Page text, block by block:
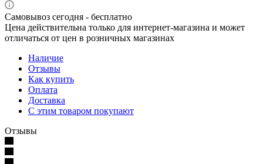
Самовывоз сегодня - бесплатно
Цена действительна только для интернет-магазина и может
отличаться от цен в розничных магазинах
Наличие
Отзывы
Как купить
Оплата
Доставка
С этим товаром покупают
Отзывы